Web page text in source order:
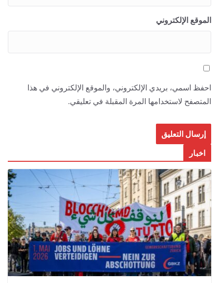
الموقع الإلكتروني
احفظ اسمي، بريدي الإلكتروني، والموقع الإلكتروني في هذا
المتصفح لاستخدامها المرة المقبلة في تعليقي.
اخبار